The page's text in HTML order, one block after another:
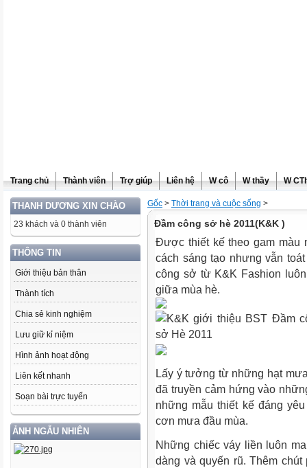
Trang chủ Thành viên Trợ giúp Liên hệ W cô W thầy W
THANH DƯƠNG XIN CHÀO
23 khách và 0 thành viên
THÔNG TIN
Giới thiệu bản thân
Thành tích
Chia sẻ kinh nghiệm
Lưu giữ kỉ niệm
Hình ảnh hoạt động
Liên kết nhanh
Soạn bài trực tuyến
ẢNH NGẪU NHIÊN
Gốc > Thời trang và cuộc sống >
Đầm công sở hè 2011(K&K )
Được thiết kế theo gam màu
cách sáng tạo nhưng vẫn
công sở từ K&K Fashion
giữa mùa hè.
Lấy ý tưởng từ những hạt
đã truyền cảm hứng vào
những mẫu thiết kế đáng
cơn mưa đầu mùa.
Những chiếc váy liền luôn
dàng và quyến rũ. Thêm